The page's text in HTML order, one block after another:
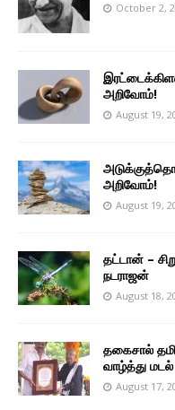
October 2,
அறிவோம்!
August 19,
அறிவோம்!
August 19,
தட்டான் –
நடராஜன்
August 18,
தகைசால்
வாழ்த்து மடல்
August 17,